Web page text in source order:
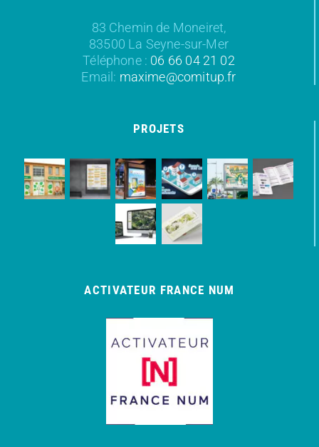
83 Chemin de Moneiret,
83500 La Seyne-sur-Mer
Téléphone : 06 66 04 21 02
Email: maxime@comitup.fr
PROJETS
ACTIVATEUR FRANCE NUM